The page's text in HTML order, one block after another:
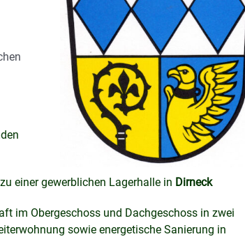
einer gewerblichen Lagerhalle in Dirneck
im Obergeschoss und Dachgeschoss in zwei
sowie energetische Sanierung in